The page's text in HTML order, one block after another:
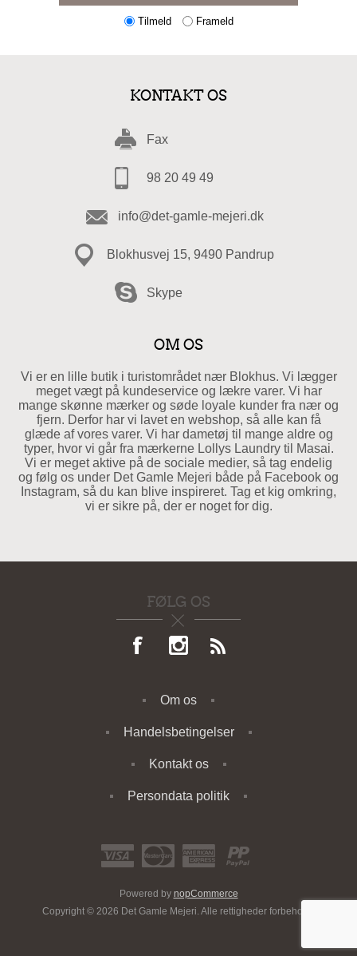
Tilmeld Frameld
KONTAKT OS
Fax
98 20 49 49
info@det-gamle-mejeri.dk
Blokhusvej 15, 9490 Pandrup
Skype
OM OS
Vi er en lille butik i turistområdet nær Blokhus. Vi lægger
meget vægt på kundeservice og lækre varer. Vi har
mange skønne mærker og søde loyale kunder fra nær og
fjern. Derfor har vi lavet en webshop, så alle kan få
glæde af vores varer. Vi har dametøj til mange aldre og
typer, hvor vi går fra mærkerne Lollys Laundry til Masai.
Vi er meget aktive på de sociale medier, så tag endelig
og følg os under Det Gamle Mejeri både på Facebook og
Instagram, så du kan blive inspireret. Tag et kig omkring,
vi er sikre på, der er noget for dig.
FØLG OS
Om os
Handelsbetingelser
Kontakt os
Persondata politik
Powered by nopCommerce
Copyright © 2026 Det Gamle Mejeri. Alle rettigheder forbeholdt.